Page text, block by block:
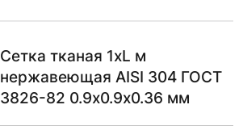
Сетка тканая 1хL м
нержавеющая AISI 304 ГОСТ
3826-82 0.9х0.9х0.36 мм